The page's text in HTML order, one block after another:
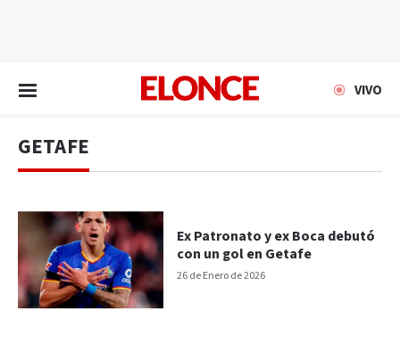
VIVO
GETAFE
26 de Enero de 2026
Ex Patronato y ex Boca debutó
con un gol en Getafe